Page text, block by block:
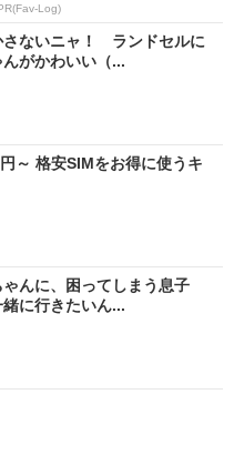
Log)
さないニャ！ ランドセルに
がかわいい（...
～ 格安SIMをお得に使うキ
ゃんに、困ってしまう息子
に行きたいん...